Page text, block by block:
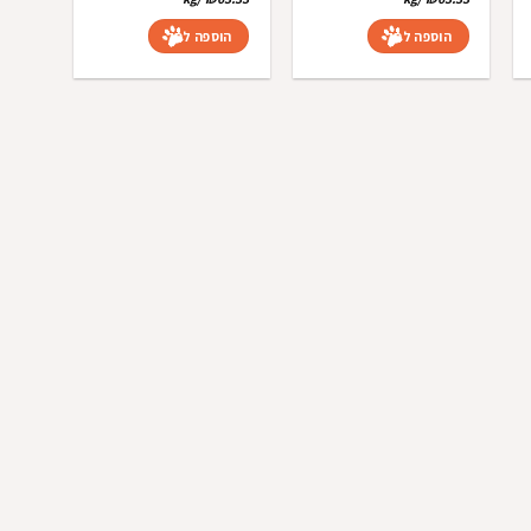
₪21.00.
₪19.00.
הוספה לסל
₪21.00.
₪19.00.
הוספה לסל